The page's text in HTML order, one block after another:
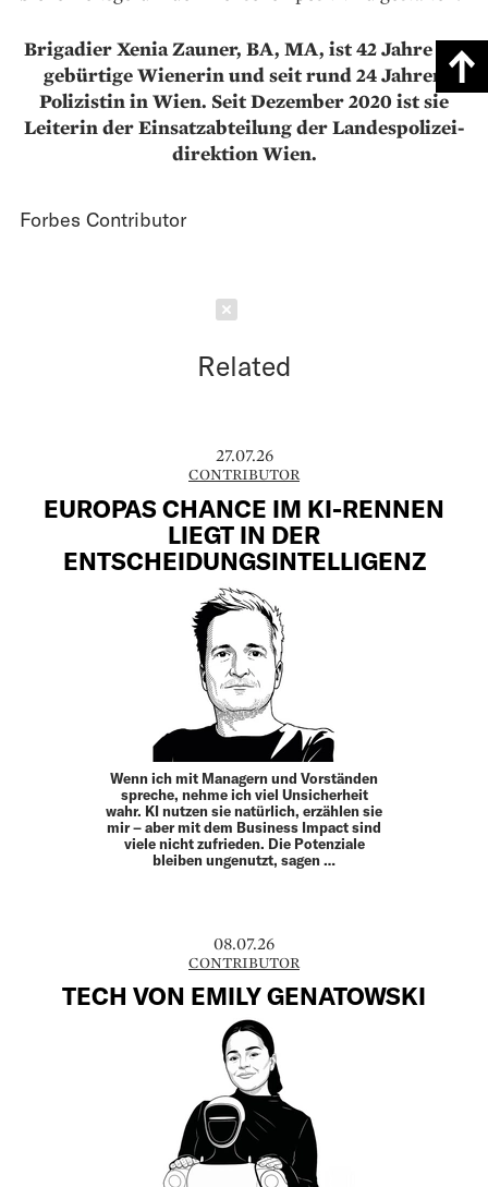
Brigadier Xenia Zauner, BA, MA, ist 42 Jahre alt,
gebürtige Wienerin und seit rund 24 Jahren
Polizistin in Wien. Seit Dezember 2020 ist sie
Leiterin der Einsatzabteilung der Landes­polizei­
direktion Wien.
Forbes Contributor
Related
27.07.26
CONTRIBUTOR
EUROPAS CHANCE IM KI-RENNEN
LIEGT IN DER
ENTSCHEIDUNGSINTELLIGENZ
Wenn ich mit Managern und Vorständen
spreche, nehme ich viel Unsicherheit
wahr. KI nutzen sie natürlich, erzählen sie
mir – aber mit dem Business Impact sind
viele nicht zufrieden. Die Potenziale
bleiben ungenutzt, sagen …
08.07.26
CONTRIBUTOR
TECH VON EMILY GENATOWSKI